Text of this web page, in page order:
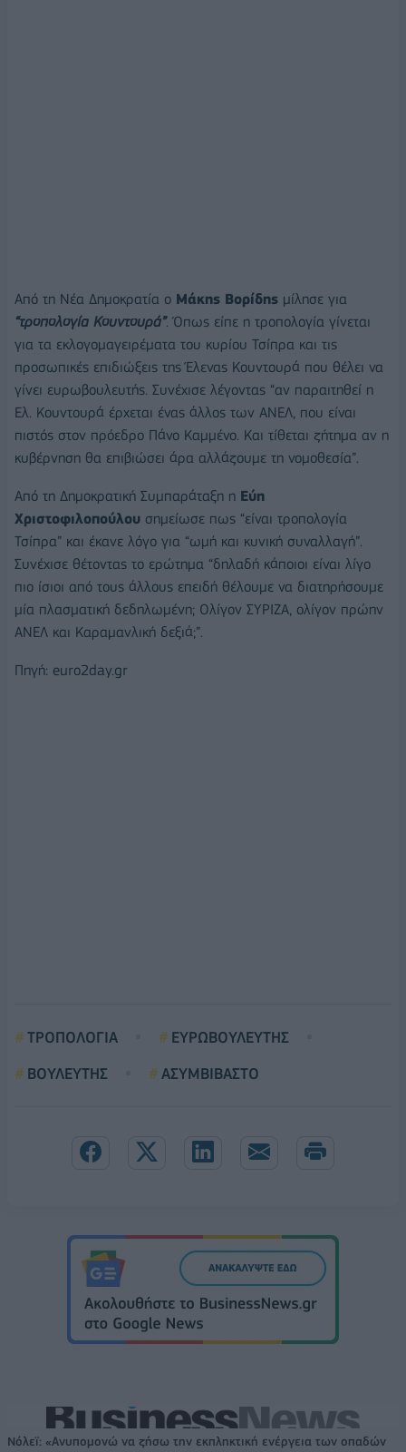
Από τη Νέα Δημοκρατία ο Μάκης Βορίδης μίλησε για
“τροπολογία Κουντουρά”. Όπως είπε η τροπολογία γίνεται
για τα εκλογομαγειρέματα του κυρίου Τσίπρα και τις
προσωπικές επιδιώξεις της Έλενας Κουντουρά που θέλει να
γίνει ευρωβουλευτής. Συνέχισε λέγοντας “αν παραιτηθεί η
Ελ. Κουντουρά έρχεται ένας άλλος των ΑΝΕΛ, που είναι
πιστός στον πρόεδρο Πάνο Καμμένο. Και τίθεται ζήτημα αν η
κυβέρνηση θα επιβιώσει άρα αλλάζουμε τη νομοθεσία”.
Από τη Δημοκρατική Συμπαράταξη η Εύη
Χριστοφιλοπούλου σημείωσε πως “είναι τροπολογία
Τσίπρα” και έκανε λόγο για “ωμή και κυνική συναλλαγή”.
Συνέχισε θέτοντας το ερώτημα “δηλαδή κάποιοι είναι λίγο
πιο ίσιοι από τους άλλους επειδή θέλουμε να διατηρήσουμε
μία πλασματική δεδηλωμένη; Ολίγον ΣΥΡΙΖΑ, ολίγον πρώην
ΑΝΕΛ και Καραμανλική δεξιά;”.
Πηγή: euro2day.gr
ΤΡΟΠΟΛΟΓΙΑ
ΕΥΡΩΒΟΥΛΕΥΤΗΣ
ΒΟΥΛΕΥΤΗΣ
ΑΣΥΜΒΙΒΑΣΤΟ
Νόλεϊ: «Ανυπομονώ να ζήσω την εκπληκτική ενέργεια των οπαδών